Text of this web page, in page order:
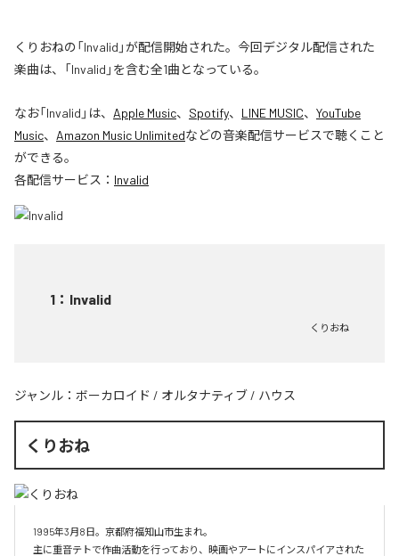
くりおねの「Invalid」が配信開始された。今回デジタル配信された
楽曲は、「Invalid」を含む全1曲となっている。
なお「Invalid 」は、 Apple Music、 Spotify、 LINE MUSIC、 YouTube
Music、 Amazon Music Unlimitedなどの音楽配信サービスで聴くこと
ができる。
各配信サービス： Invalid
1 ： Invalid
くりおね
ジャンル： ボーカロイド / オルタナティブ / ハウス
くりおね
1995年3月8日。京都府福知山市生まれ。
主に重音テトで作曲活動を行っており、映画やアートにインスパイアされた